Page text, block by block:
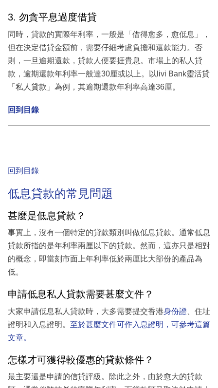
3. 勿貪平息過度借貸
同時，貸款的實際年利率，一般是「借得愈多，愈低息」，
但在決定借貸金額前，需要仔細考慮負擔和還款能力。否
則，一旦逾期還款，貸款人便要捱貴息。市場上的私人貸
款，逾期還款年利率一般達30厘或以上。以livi Bank靈活貸
「私人貸款」為例，其逾期還款年利率高達36厘。
回到目錄
回到目錄
低息貸款的常見問題
甚麼是低息貸款？
事實上，沒有一個特定的貸款類別叫做低息貸款。通常低息
貸款所指的是年利率兩厘以下的貸款。然而，這亦只是相對
的概念，即當刻市面上年利率低於兩厘比大部份的產品為
低。
申請低息私人貸款需要甚麼文件？
大家申請低息私人貸款時，大多需要提交香港身份證 、住址
證明和入息證明。 至於甚麼文件可作入息證明，可參考這篇
文章。
怎樣才可獲得較優惠的貸款條件？
最主要還是申請的信貸評級。除此之外，由於愈大的貸款